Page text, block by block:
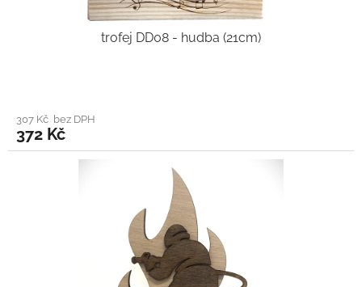
trofej DD08 - hudba (21cm)
307 Kč bez DPH
372 Kč